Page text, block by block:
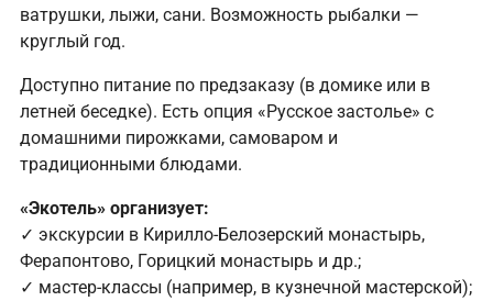
ватрушки, лыжи, сани. Возможность рыбалки —
круглый год.
Доступно питание по предзаказу (в домике или в
летней беседке). Есть опция «Русское застолье» с
домашними пирожками, самоваром и
традиционными блюдами.
«Экотель» организует:
✓ экскурсии в Кирилло-Белозерский монастырь,
Ферапонтово, Горицкий монастырь и др.;
✓ мастер-классы (например, в кузнечной мастерской);